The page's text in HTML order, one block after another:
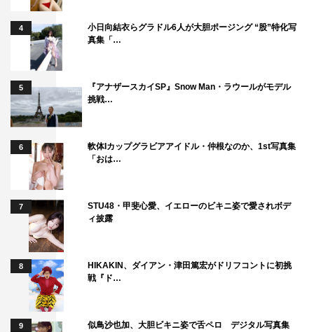
4
小日向結衣らグラドル6人が大胆ポージング “股”特化写
真集「…
5
『アナザースカイSP』Snow Man・ラウールがモデル
挑戦…
6
軟体Iカップグラビアアイドル・仲根なのか、1st写真集
「おは…
7
STU48・甲斐心愛、イエローのビキニ姿で愛されボデ
ィ披露
8
HIKAKIN、ダイアン・津田篤宏がドリフコントに初挑
戦『ド…
9
似鳥沙也加、大胆ビキニ姿で舌ペロ デジタル写真集